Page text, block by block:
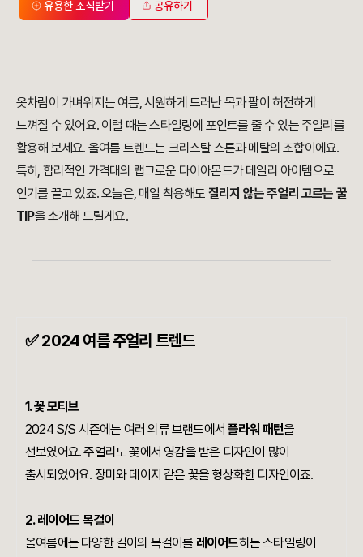
유용한 소식받기 공유하기
옷차림이 가벼워지는 여름, 시원하게 드러난 목과 팔이 허전하게
느껴질 수 있어요. 이럴 때는 스타일링에 포인트를 줄 수 있는 주얼리를
활용해 보세요. 올여름 트렌드는 크리스탈 스톤과 메탈의 조합이에요.
특히, 합리적인 가격대의 랩그로운 다이아몬드가 데일리 아이템으로
인기를 끌고 있죠. 오늘은, 매일 착용해도 질리지 않는 주얼리 고르는 꿀
TIP을 소개해 드릴게요.
✅2024 여름 주얼리 트렌드
1.꽃 모티브
2024 S/S 시즌에는 여러 의류 브랜드에서플라워 패턴을
선보였어요. 주얼리도 꽃에서 영감을 받은 디자인이 많이
출시되었어요. 장미와 데이지 같은 꽃을 형상화한 디자인이죠.
2.레이어드 목걸이
올여름에는 다양한 길이의 목걸이를 레이어드하는 스타일링이